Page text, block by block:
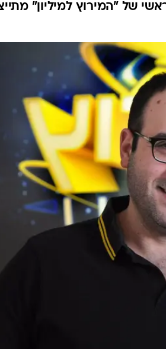
של "המירוץ למיליון"